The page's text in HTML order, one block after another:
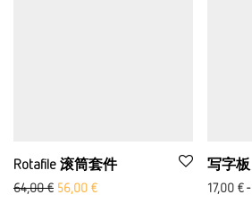
Rotafile 滚筒套件
64,00€ 原价：64,00 欧元
56,00 €Aktueller Preis ist: 56,00 €.
写字板
17,00 €-